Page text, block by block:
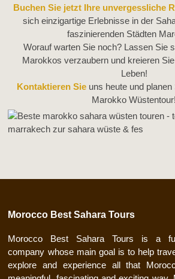
Buchen Sie jetzt Ihre unvergessliche
sich einzigartige Erlebnisse in der
faszinierenden Städten
Worauf warten Sie noch? Lassen Sie
Marokkos verzaubern und kreieren
Leben!
Kontaktieren Sieuns heute und planen
Marokko Wüstentour!
Morocco Best Sahara Tours
Morocco Best Sahara Tours is a
company whose main goal is to help
explore and experience all that